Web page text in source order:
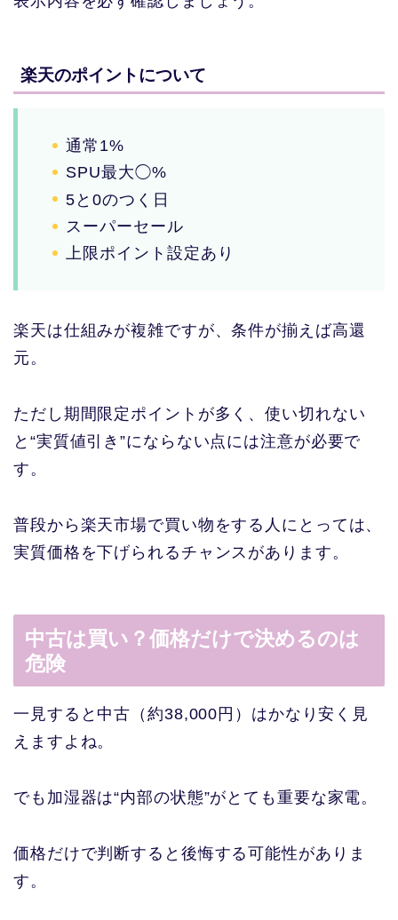
楽天のポイントについて
通常1%
SPU最大◯%
5と0のつく日
スーパーセール
上限ポイント設定あり
楽天は仕組みが複雑ですが、条件が揃えば高還
元。
ただし期間限定ポイントが多く、使い切れない
と“実質値引き”にならない点には注意が必要で
す。
普段から楽天市場で買い物をする人にとっては、
実質価格を下げられるチャンスがあります。
中古は買い？価格だけで決めるのは
危険
一見すると中古（約38,000円）はかなり安く見
えますよね。
でも加湿器は“内部の状態”がとても重要な家電。
価格だけで判断すると後悔する可能性がありま
す。